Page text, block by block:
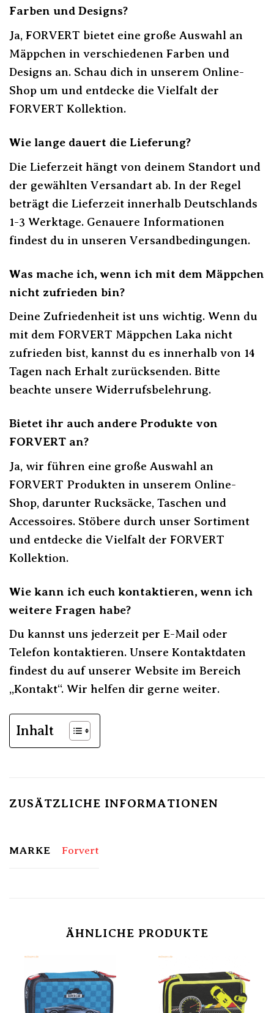
Farben und Designs?
Ja, FORVERT bietet eine große Auswahl an
Mäppchen in verschiedenen Farben und
Designs an. Schau dich in unserem Online-
Shop um und entdecke die Vielfalt der
FORVERT Kollektion.
Wie lange dauert die Lieferung?
Die Lieferzeit hängt von deinem Standort und
der gewählten Versandart ab. In der Regel
beträgt die Lieferzeit innerhalb Deutschlands
1-3 Werktage. Genauere Informationen
findest du in unseren Versandbedingungen.
Was mache ich, wenn ich mit dem Mäppchen
nicht zufrieden bin?
Deine Zufriedenheit ist uns wichtig. Wenn du
mit dem FORVERT Mäppchen Laka nicht
zufrieden bist, kannst du es innerhalb von 14
Tagen nach Erhalt zurücksenden. Bitte
beachte unsere Widerrufsbelehrung.
Bietet ihr auch andere Produkte von
FORVERT an?
Ja, wir führen eine große Auswahl an
FORVERT Produkten in unserem Online-
Shop, darunter Rucksäcke, Taschen und
Accessoires. Stöbere durch unser Sortiment
und entdecke die Vielfalt der FORVERT
Kollektion.
Wie kann ich euch kontaktieren, wenn ich
weitere Fragen habe?
Du kannst uns jederzeit per E-Mail oder
Telefon kontaktieren. Unsere Kontaktdaten
findest du auf unserer Website im Bereich
„Kontakt“. Wir helfen dir gerne weiter.
Inhalt
ZUSÄTZLICHE INFORMATIONEN
MARKE Forvert
ÄHNLICHE PRODUKTE